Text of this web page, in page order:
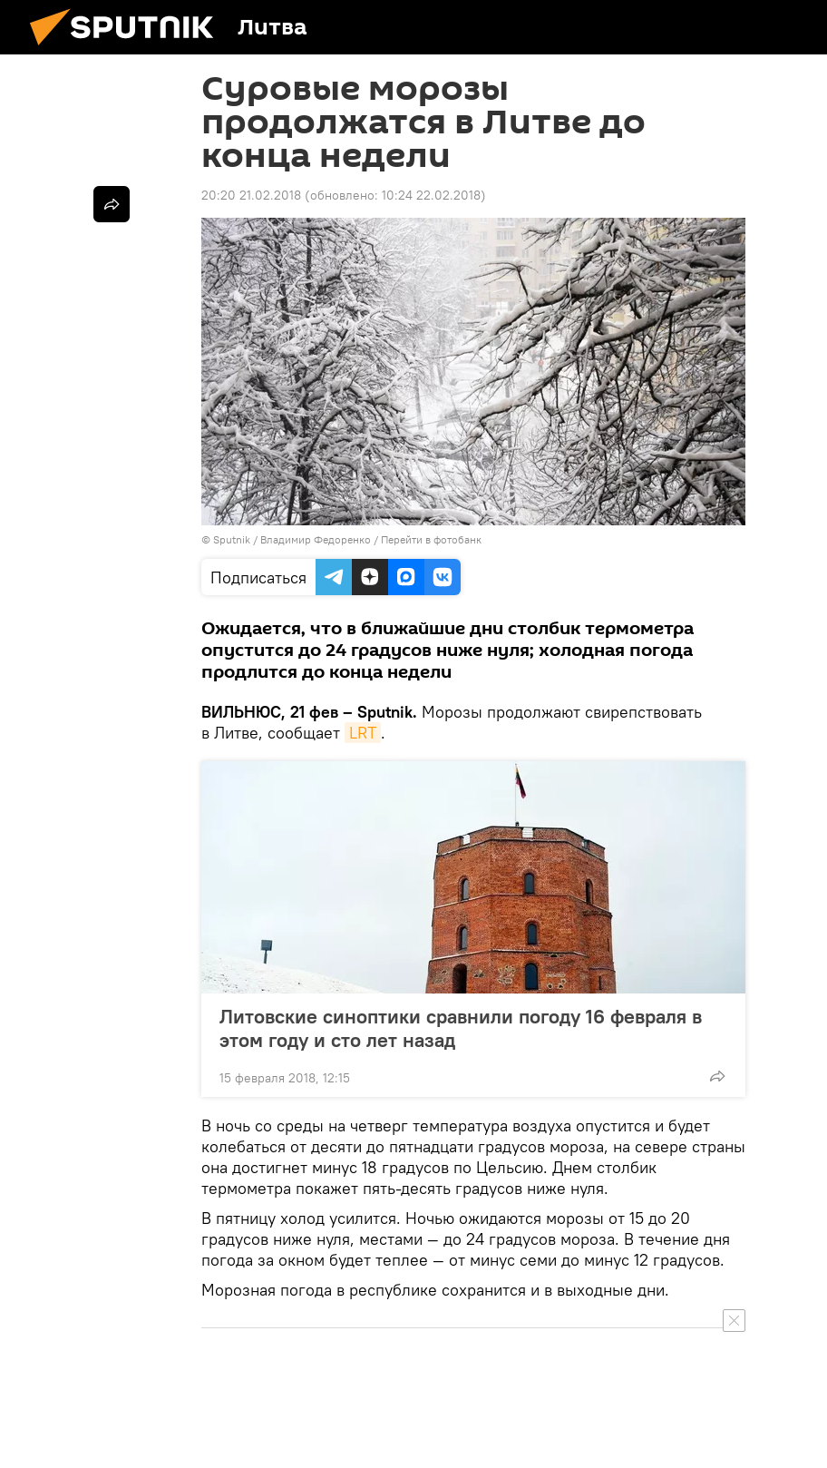
Литва
Суровые морозы
продолжатся в Литве до
конца недели
20:20 21.02.2018 (обновлено: 10:24 22.02.2018)
© Sputnik / Владимир Федоренко / Перейти в фотобанк
Подписаться
Ожидается, что в ближайшие дни столбик термометра
опустится до 24 градусов ниже нуля; холодная погода
продлится до конца недели
ВИЛЬНЮС, 21 фев – Sputnik. Морозы продолжают свирепствовать
в Литве, сообщает LRT .
Литовские синоптики сравнили погоду 16 февраля в
этом году и сто лет назад
15 февраля 2018, 12:15
В ночь со среды на четверг температура воздуха опустится и будет
колебаться от десяти до пятнадцати градусов мороза, на севере страны
она достигнет минус 18 градусов по Цельсию. Днем столбик
термометра покажет пять-десять градусов ниже нуля.
В пятницу холод усилится. Ночью ожидаются морозы от 15 до 20
градусов ниже нуля, местами — до 24 градусов мороза. В течение дня
погода за окном будет теплее — от минус семи до минус 12 градусов.
Морозная погода в республике сохранится и в выходные дни.